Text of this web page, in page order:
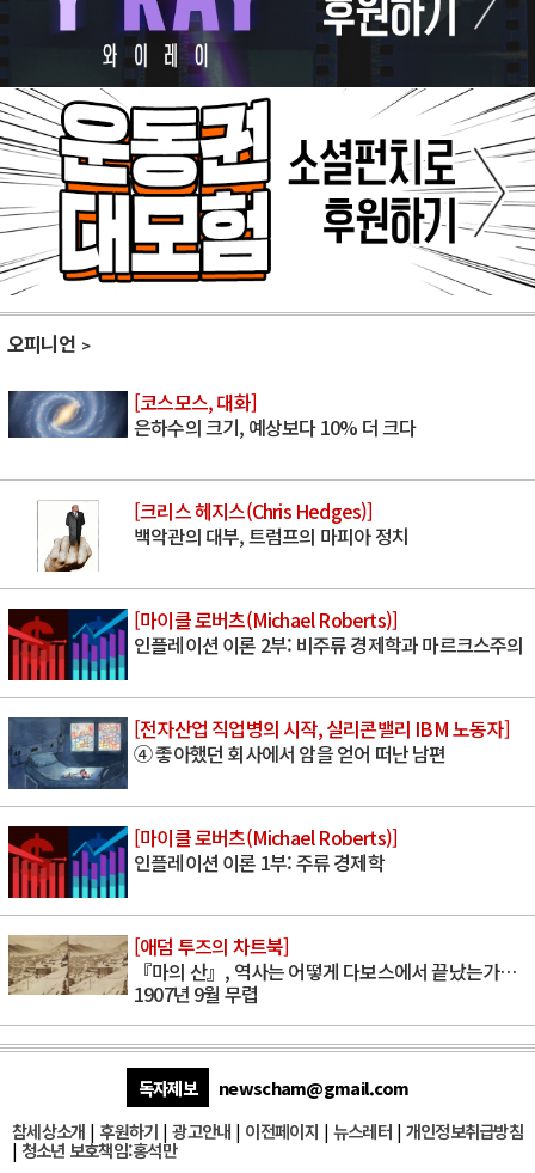
오피니언
[코스모스, 대화]
은하수의 크기, 예상보다 10% 더 크다
[크리스 헤지스(Chris Hedges)]
백악관의 대부, 트럼프의 마피아 정치
[마이클 로버츠(Michael Roberts)]
인플레이션 이론 2부: 비주류 경제학과 마르크스주의
[전자산업 직업병의 시작, 실리콘밸리 IBM 노동자]
④ 좋아했던 회사에서 암을 얻어 떠난 남편
[마이클 로버츠(Michael Roberts)]
인플레이션 이론 1부: 주류 경제학
[애덤 투즈의 차트북]
『마의 산』, 역사는 어떻게 다보스에서 끝났는가…
1907년 9월 무렵
독자제보
newscham@gmail.com
참세상소개 | 후원하기 |광고안내 | 이전페이지 | 뉴스레터| 개인정보취급방침
| 청소년 보호책임:홍석만